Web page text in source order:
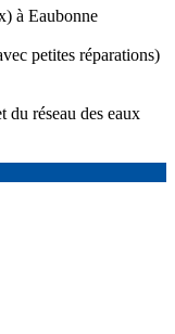
à Eaubonne
petites réparations)
du réseau des eaux